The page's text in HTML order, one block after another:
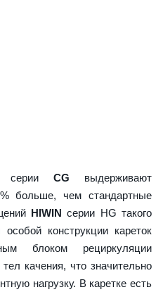
серии CG выдерживают
больше, чем стандартные
HIWIN серии HG такого
конструкции кареток
блоком рециркуляции
качения, что значительно
нагрузку. В каретке есть